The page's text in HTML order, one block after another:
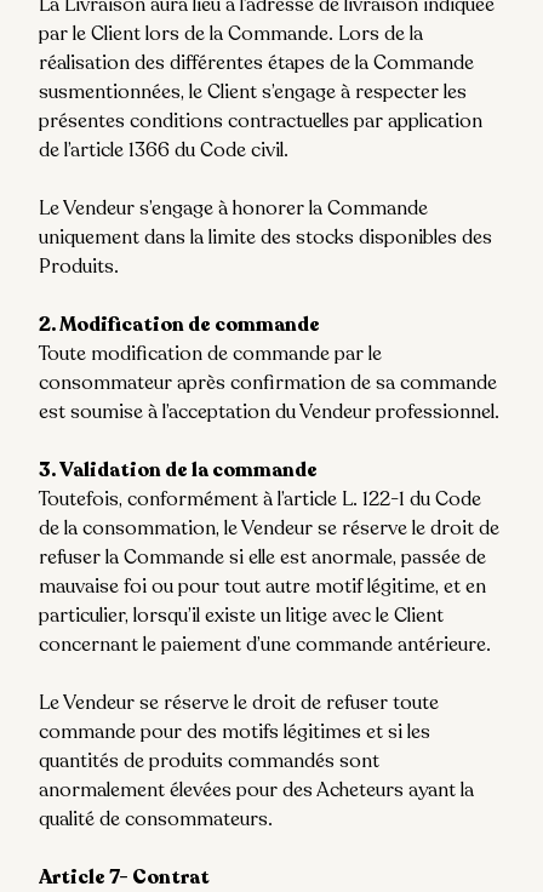
par le Client lors de la Commande. Lors de la
réalisation des différentes étapes de la Commande
susmentionnées, le Client s’engage à respecter les
présentes conditions contractuelles par application
de l’article 1366 du Code civil.
Le Vendeur s’engage à honorer la Commande
uniquement dans la limite des stocks disponibles des
Produits.
2. Modification de commande
Toute modification de commande par le
consommateur après confirmation de sa commande
est soumise à l’acceptation du Vendeur professionnel.
3. Validation de la commande
Toutefois, conformément à l’article L. 122-1 du Code
de la consommation, le Vendeur se réserve le droit de
refuser la Commande si elle est anormale, passée de
mauvaise foi ou pour tout autre motif légitime, et en
particulier, lorsqu’il existe un litige avec le Client
concernant le paiement d’une commande antérieure.
Le Vendeur se réserve le droit de refuser toute
commande pour des motifs légitimes et si les
quantités de produits commandés sont
anormalement élevées pour des Acheteurs ayant la
qualité de consommateurs.
Article 7- Contrat